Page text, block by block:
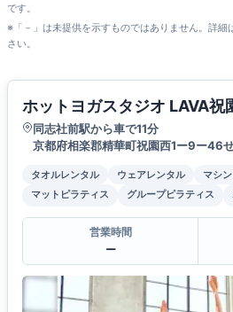
です。
※「－」は未提供を示すものではありません。詳細
さい。
ホットヨガスタジオ LAVA祝
同志社前駅から車で11分
京都府相楽郡精華町祝園西1ー9ー46
タオルレンタル ウェアレンタル
マシ
マットピラティス
グループピラティス
営業時間
ー